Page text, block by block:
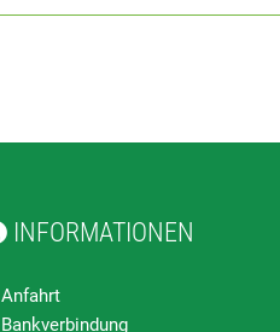
INFORMATIONEN
Anfahrt
Bankverbindung